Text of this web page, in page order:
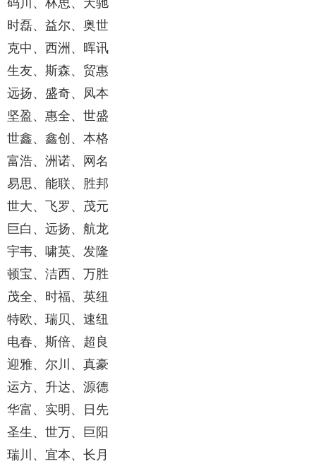
码川、林思、天驰
时磊、益尔、奥世
克中、西洲、晖讯
生友、斯森、贸惠
远扬、盛奇、凤本
坚盈、惠全、世盛
世鑫、鑫创、本格
富浩、洲诺、网名
易思、能联、胜邦
世大、飞罗、茂元
巨白、远扬、航龙
宇韦、啸英、发隆
顿宝、洁西、万胜
茂全、时福、英纽
特欧、瑞贝、速纽
电春、斯倍、超良
迎雅、尔川、真豪
运方、升达、源德
华富、实明、日先
圣生、世万、巨阳
瑞川、宜本、长月